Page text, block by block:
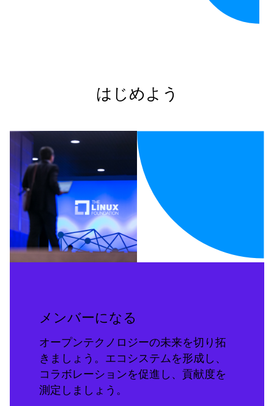
はじめよう
メンバーになる
オープンテクノロジーの未来を切り拓
きましょう。エコシステムを形成し、
コラボレーションを促進し、貢献度を
測定しましょう。